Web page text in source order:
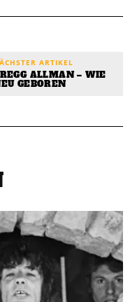
ARTIKEL
ALLMAN – WIE
GEBOREN